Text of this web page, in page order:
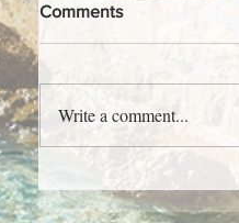
sajam
Comments
Write a comment...